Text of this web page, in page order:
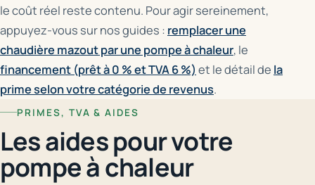
le coût réel reste contenu. Pour agir sereinement,
appuyez-vous sur nos guides : remplacer une
chaudière mazout par une pompe à chaleur, le
financement (prêt à 0 % et TVA 6 %) et le détail de la
prime selon votre catégorie de revenus.
PRIMES, TVA & AIDES
Les aides pour votre
pompe à chaleur